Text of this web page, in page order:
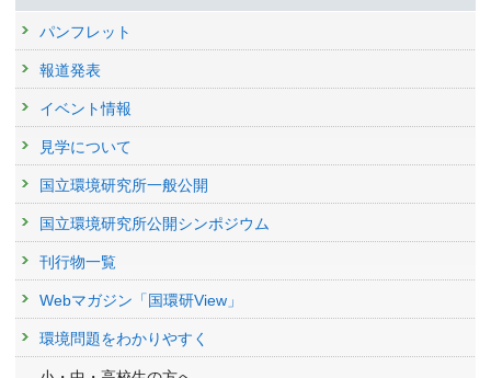
パンフレット
報道発表
イベント情報
見学について
国立環境研究所一般公開
国立環境研究所公開シンポジウム
刊行物一覧
Webマガジン「国環研View」
環境問題をわかりやすく